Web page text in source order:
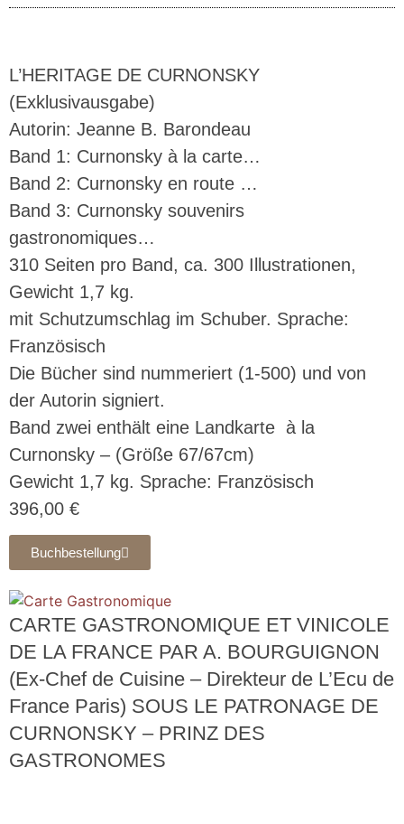
L’HERITAGE DE CURNONSKY
(Exklusivausgabe)
Autorin: Jeanne B. Barondeau
Band 1: Curnonsky à la carte…
Band 2: Curnonsky en route …
Band 3: Curnonsky souvenirs
gastronomiques…
310 Seiten pro Band, ca. 300 Illustrationen,
Gewicht 1,7 kg.
mit Schutzumschlag im Schuber. Sprache:
Französisch
Die Bücher sind nummeriert (1-500) und von
der Autorin signiert.
Band zwei enthält eine Landkarte à la
Curnonsky – (Größe 67/67cm)
Gewicht 1,7 kg. Sprache: Französisch
396,00 €
Buchbestellung
CARTE GASTRONOMIQUE ET VINICOLE
DE LA FRANCE PAR A. BOURGUIGNON
(Ex-Chef de Cuisine – Direkteur de L’Ecu de
France Paris) SOUS LE PATRONAGE DE
CURNONSKY – PRINZ DES
GASTRONOMES